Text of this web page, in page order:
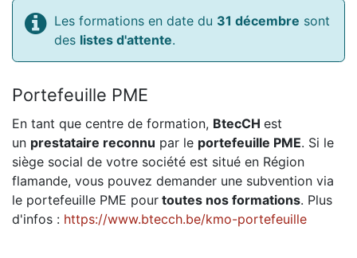
Les formations en date du 31 décembre sont
des listes d'attente.
Portefeuille PME
En tant que centre de formation, BtecCH est
un prestataire reconnu par le portefeuille PME. Si le
siège social de votre société est situé en Région
flamande, vous pouvez demander une subvention via
le portefeuille PME pour toutes nos formations. Plus
d'infos : https://www.btecch.be/kmo-portefeuille